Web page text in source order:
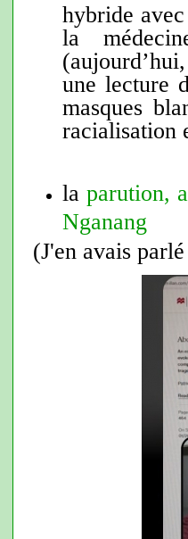
hybride
la
une lecture
masques
racialisation
la parution,
Nganang
(J'en avais parlé